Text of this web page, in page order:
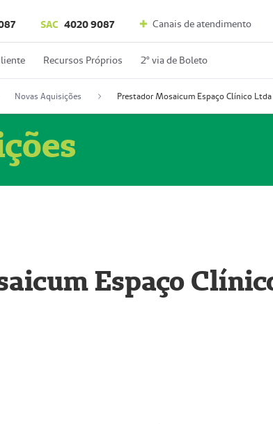
SAC 4020 9087 Canais de atendimento
Recursos Próprios 2º via de Boleto
Novas Aquisições
Espaço